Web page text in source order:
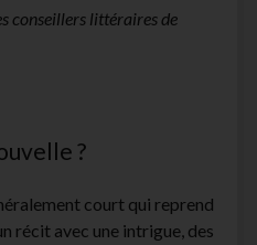
conseillers littéraires de
?
court qui reprend
récit avec une intrigue, des